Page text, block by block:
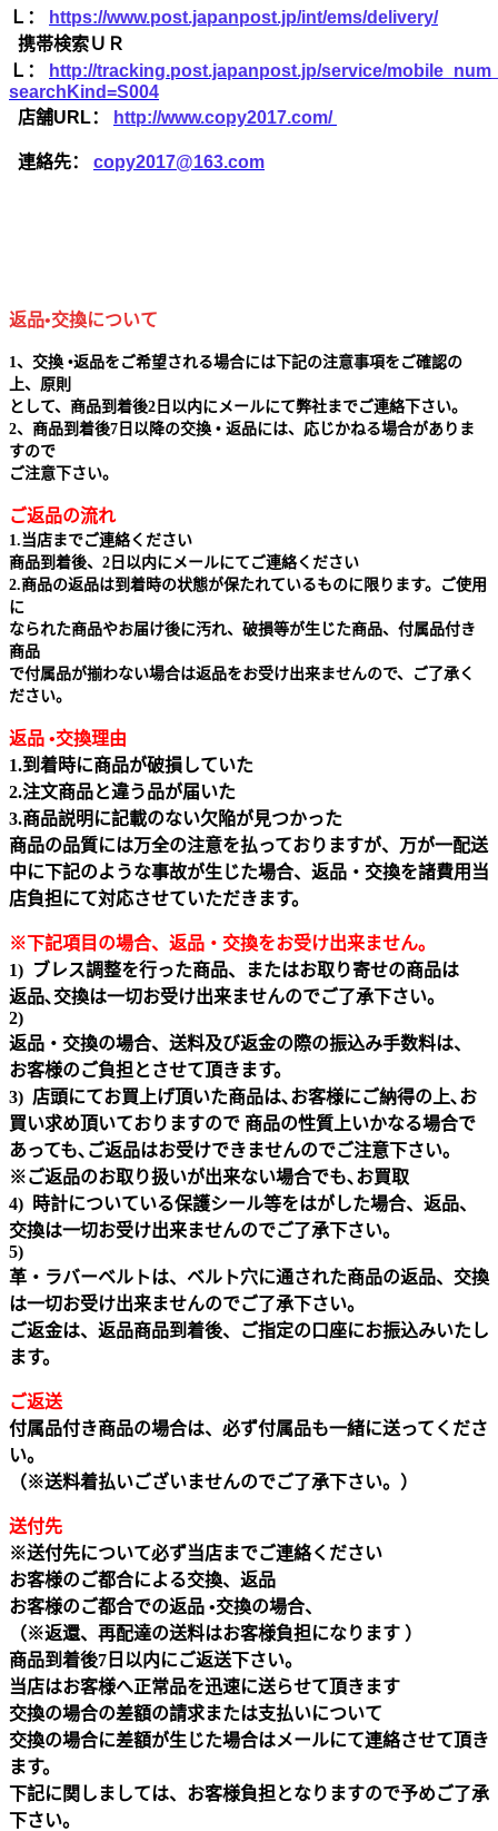
Ｌ：
https://www.post.japanpost.jp/int/ems/delivery/
携帯検索ＵＲ
Ｌ：
http://tracking.post.japanpost.jp/service/
searchKind=S004
店舗URL：
http://www.copy2017.com/
連絡先： copy2017@163.com
返品•交換について
1、交換 •返品をご希望される場合には下記の注意事項をご確認の
上、原則
として、商品到着後2日以内にメールにて弊社までご連絡下さい。
2、商品到着後7日以降の交換 • 返品には、応じかねる場合がありま
すので
ご注意下さい。
ご返品の流れ
1.当店までご連絡ください
商品到着後、2日以内にメールにてご連絡ください
2.商品の返品は到着時の状態が保たれているものに限ります。ご使用
に
なられた商品やお届け後に汚れ、破損等が生じた商品、付属品付き
商品
で付属品が揃わない場合は返品をお受け出来ませんので、ご了承く
ださい。
返品 •交換理由
1.到着時に商品が破損していた
2.注文商品と違う品が届いた
3.商品説明に記載のない欠陥が見つかった
商品の品質には万全の注意を払っておりますが、万が一配送
中に下記のような事故が生じた場合、返品・交換を諸費用当
店負担にて対応させていただきます。
※下記項目の場合、返品・交換をお受け出来ません｡
1) ブレス調整を行った商品、またはお取り寄せの商品は
返品､交換は一切お受け出来ませんのでご了承下さい。
2)
返品・交換の場合、送料及び返金の際の振込み手数料は、
お客様のご負担とさせて頂きます。
3) 店頭にてお買上げ頂いた商品は､お客様にご納得の上､お
買い求め頂いておりますので 商品の性質上いかなる場合で
あっても､ご返品はお受けできませんのでご注意下さい｡
※ご返品のお取り扱いが出来ない場合でも､お買取
4) 時計についている保護シール等をはがした場合、返品、
交換は一切お受け出来ませんのでご了承下さい。
5)
革・ラバーベルトは、ベルト穴に通された商品の返品、交換
は一切お受け出来ませんのでご了承下さい。
ご返金は、返品商品到着後、ご指定の口座にお振込みいたし
ます。
ご返送
付属品付き商品の場合は、必ず付属品も一緒に送ってくださ
い。
（※送料着払いございませんのでご了承下さい。）
送付先
※送付先について必ず当店までご連絡ください
お客様のご都合による交換、返品
お客様のご都合での返品 •交換の場合、
（※返還、再配達の送料はお客様負担になります ）
商品到着後7日以内にご返送下さい。
当店はお客様へ正常品を迅速に送らせて頂きます
交換の場合の差額の請求または支払いについて
交換の場合に差額が生じた場合はメールにて連絡させて頂き
ます。
下記に関しましては、お客様負担となりますので予めご了承
下さい。